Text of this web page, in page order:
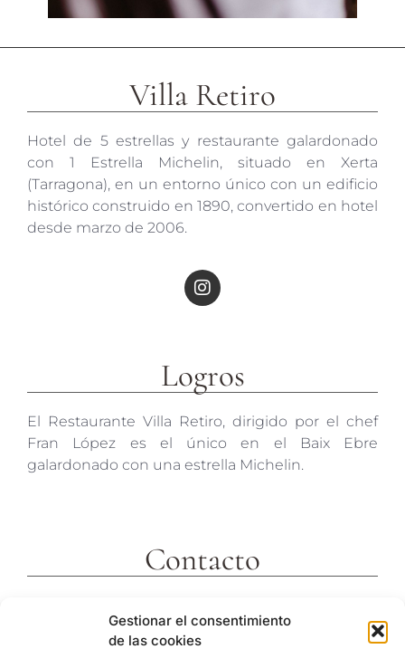
Gestionar el consentimiento
de las cookies
Villa Retiro
Hotel de 5 estrellas y restaurante galardonado
con 1 Estrella Michelin, situado en Xerta
(Tarragona), en un entorno único con un edificio
histórico construido en 1890, convertido en hotel
desde marzo de 2006.
Logros
El Restaurante Villa Retiro, dirigido por el chef
Fran López es el único en el Baix Ebre
galardonado con una estrella Michelin.
Contacto
43592 Xerta
Tarragona (España)